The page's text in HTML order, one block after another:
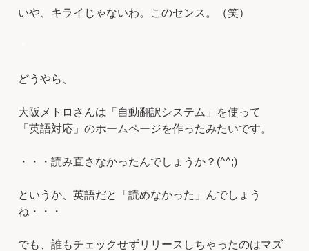
いや、キライじゃないわ。このセンス。（笑）
どうやら、
大阪メトロさんは「自動翻訳システム」を使って
「英語対応」のホームページを作ったみたいです。
・・・読み直さなかったんでしょうか？(^^;)
というか、英語だと「読めなかった」んでしょう
ね・・・
でも、誰もチェックせずリリースしちゃったのはマズ